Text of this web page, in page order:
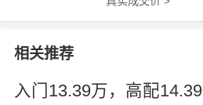
相关推荐
入门13.39万，高配14.39